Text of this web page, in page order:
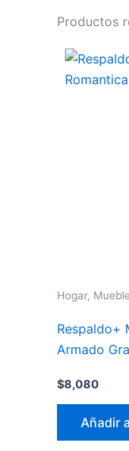
Productos
Hogar,
Respaldo+
Armado
$8,080
Añadir